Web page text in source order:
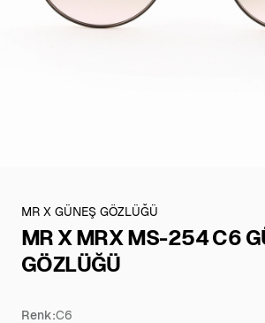
MR X GÜNEŞ GÖZLÜĞÜ
MR X MRX MS-254 C6
GÖZLÜĞÜ
Renk:C6